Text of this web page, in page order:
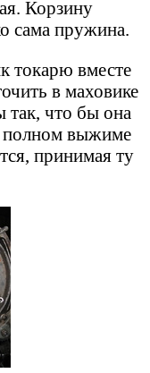
Корзину
сама пружина.
токарю вместе
в маховике
что бы она
полном выжиме
принимая ту